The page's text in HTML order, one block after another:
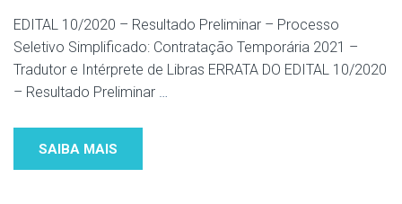
EDITAL 10/2020 – Resultado Preliminar – Processo
Seletivo Simplificado: Contratação Temporária 2021 –
Tradutor e Intérprete de Libras ERRATA DO EDITAL 10/2020
– Resultado Preliminar …
SAIBA MAIS